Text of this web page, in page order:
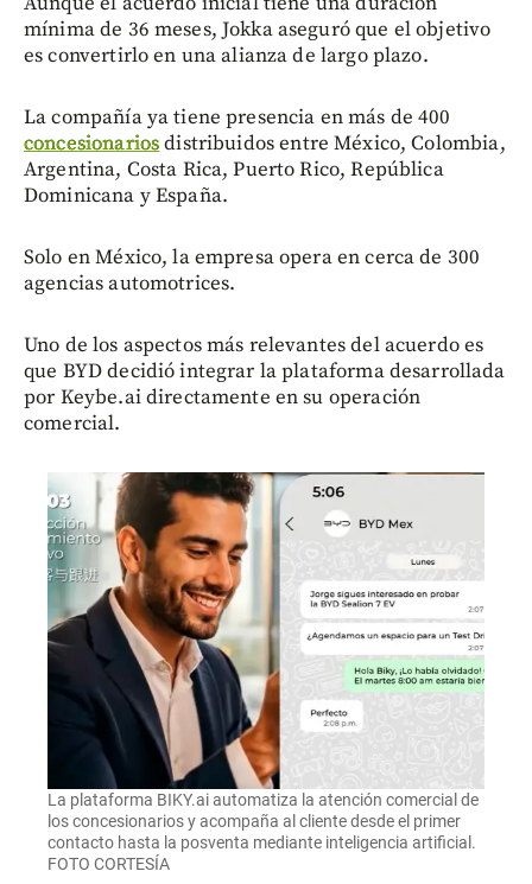
mínima de 36 meses, Jokka aseguró que el objetivo
es convertirlo en una alianza de largo plazo.
La compañía ya tiene presencia en más de 400
concesionariosdistribuidos entre México, Colombia,
Argentina, Costa Rica, Puerto Rico, República
Dominicana y España.
Solo en México, la empresa opera en cerca de 300
agencias automotrices.
Uno de los aspectos más relevantes del acuerdo es
que BYD decidió integrar la plataforma desarrollada
por Keybe.ai directamente en su operación
comercial.
La plataforma BIKY.ai automatiza la atención comercial de
los concesionarios y acompaña al cliente desde el primer
contacto hasta la posventa mediante inteligencia artificial.
FOTO CORTESÍA